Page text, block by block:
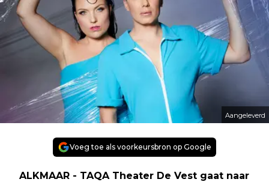
Aangeleverd
Voeg toe als voorkeursbron op Google
ALKMAAR - TAQA Theater De Vest gaat naar